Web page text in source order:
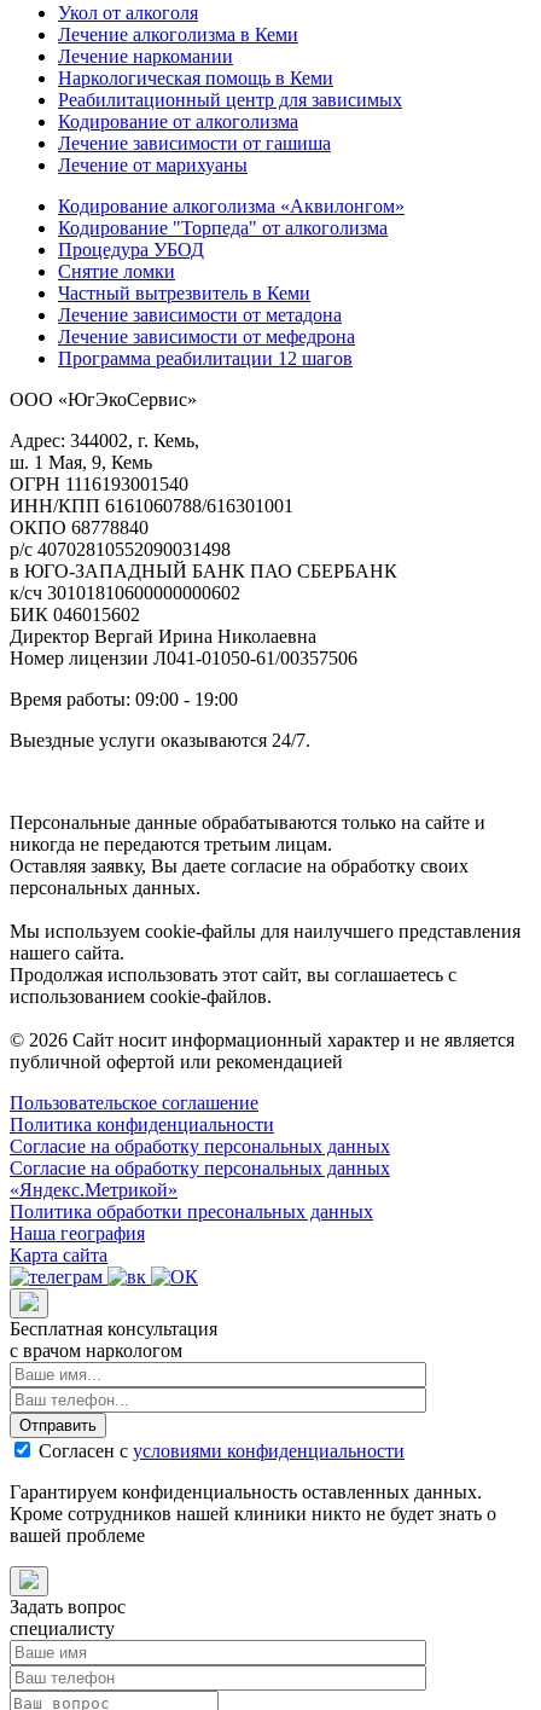
Укол от алкоголя
Лечение алкоголизма в Кеми
Лечение наркомании
Наркологическая помощь в Кеми
Реабилитационный центр для зависимых
Кодирование от алкоголизма
Лечение зависимости от гашиша
Лечение от марихуаны
Кодирование алкоголизма «Аквилонгом»
Кодирование "Торпеда" от алкоголизма
Процедура УБОД
Снятие ломки
Частный вытрезвитель в Кеми
Лечение зависимости от метадона
Лечение зависимости от мефедрона
Программа реабилитации 12 шагов
ООО «ЮгЭкоСервис»
Адрес: 344002, г. Кемь,
ш. 1 Мая, 9, Кемь
ОГРН 1116193001540
ИНН/КПП 6161060788/616301001
ОКПО 68778840
р/с 40702810552090031498
в ЮГО-ЗАПАДНЫЙ БАНК ПАО СБЕРБАНК
к/сч 30101810600000000602
БИК 046015602
Директор Вергай Ирина Николаевна
Номер лицензии Л041-01050-61/00357506
Время работы: 09:00 - 19:00
Выездные услуги оказываются 24/7.
Персональные данные обрабатываются только на сайте и
никогда не передаются третьим лицам.
Оставляя заявку, Вы даете согласие на обработку своих
персональных данных.
Мы используем cookie-файлы для наилучшего представления
нашего сайта.
Продолжая использовать этот сайт, вы соглашаетесь с
использованием cookie-файлов.
© 2026 Сайт носит информационный характер и не является
публичной офертой или рекомендацией
Пользовательское соглашение
Политика конфиденциальности
Согласие на обработку персональных данных
Согласие на обработку персональных данных
«Яндекс.Метрикой»
Политика обработки пресональных данных
Наша география
Карта сайта
Бесплатная консультация
с врачом наркологом
Отправить
Согласен с условиями конфиденциальности
Гарантируем конфиденциальность оставленных данных.
Кроме сотрудников нашей клиники никто не будет знать о
вашей проблеме
Задать вопрос
специалисту